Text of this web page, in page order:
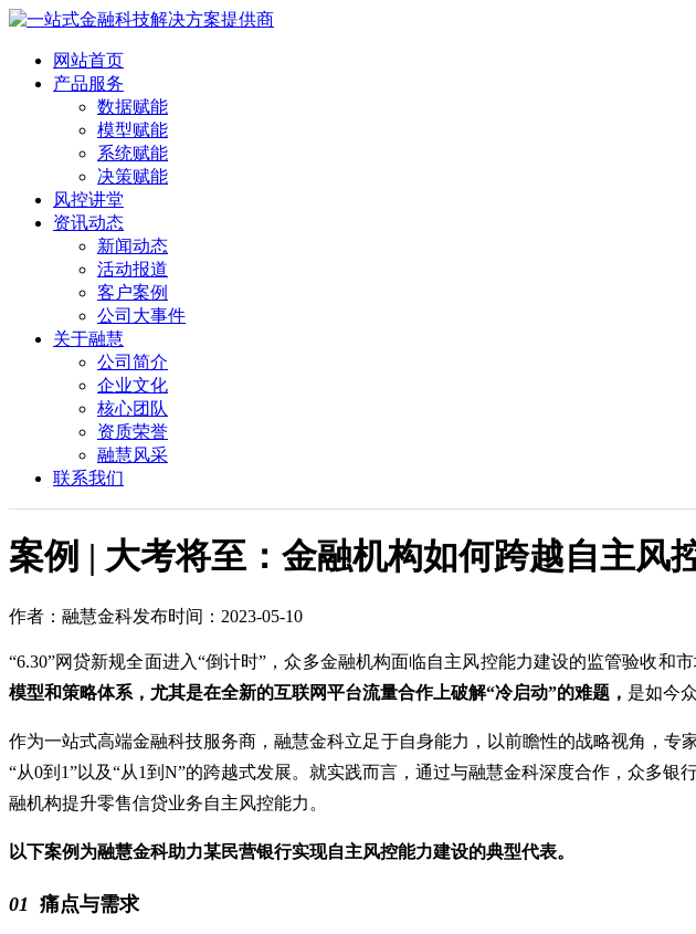
网站首页
产品服务
数据赋能
模型赋能
系统赋能
决策赋能
风控讲堂
资讯动态
新闻动态
活动报道
客户案例
公司大事件
关于融慧
公司简介
企业文化
核心团队
资质荣誉
融慧风采
联系我们
案例 | 大考将至：金融机构如何跨越自主风
作者：融慧金科发布时间：2023-05-10
“6.30”网贷新规全面进入“倒计时”，众多金融机构面临自主风控能力建设的监管验收和
模型和策略体系，尤其是在全新的互联网平台流量合作上破解“冷启动”的难题， 是如今
作为一站式高端金融科技服务商，融慧金科立足于自身能力，以前瞻性的战略视角，
“从0到1”以及“从1到N”的跨越式发展。就实践而言，通过与融慧金科深度合作，众多
融机构提升零售信贷业务自主风控能力。
以下案例为融慧金科助力某民营银行实现自主风控能力建设的典型代表。
01 痛点与需求